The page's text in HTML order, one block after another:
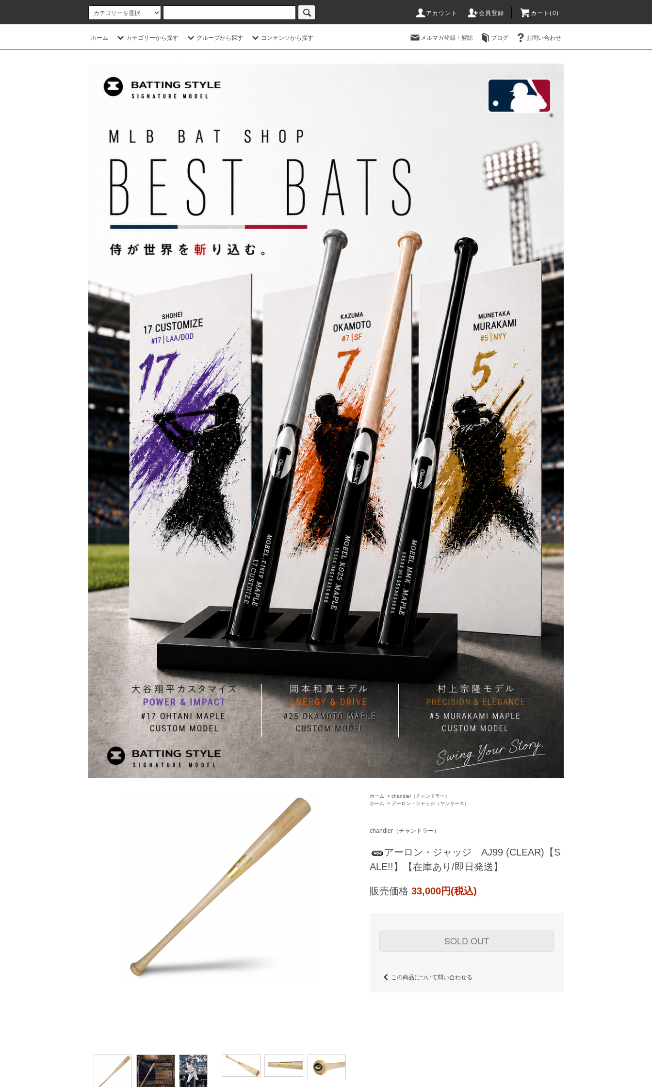
アカウント 会員登録 カート(0)
ホーム カテゴリーから探す グループから探す コンテンツから探す メルマガ登録・解除 ブログ お問い合わせ
ホーム > chandler（チャンドラー）
ホーム
> アーロン・ジャッジ（ヤンキース）
chandler（チャンドラー）
アーロン・ジャッジ AJ99 (CLEAR)【S
ALE!!】【在庫あり/即日発送】
販売価格 33,000円(税込)
SOLD OUT
この商品について問い合わせる